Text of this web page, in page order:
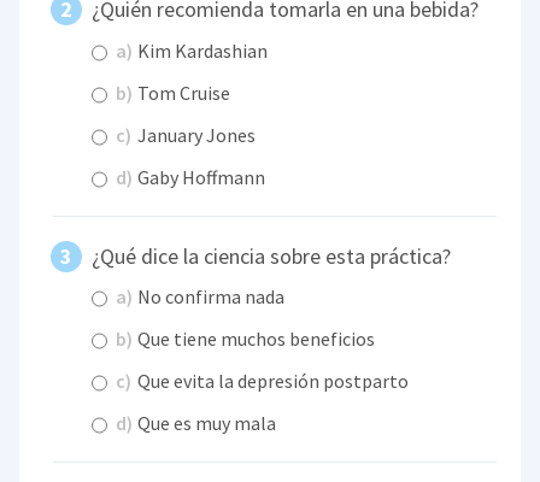
¿Quién recomienda tomarla en una bebida?
a) Kim Kardashian
b) Tom Cruise
c) January Jones
d) Gaby Hoffmann
¿Qué dice la ciencia sobre esta práctica?
a) No confirma nada
b) Que tiene muchos beneficios
c) Que evita la depresión postparto
d) Que es muy mala